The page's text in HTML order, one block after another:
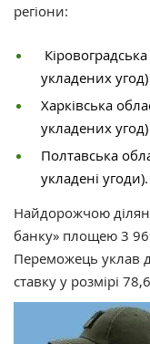
регіони:
укладених угод)
Харківська
укладених угод)
Полтавська
укладені угоди).
Найдорожчою
банку» площею 3 969
Переможець уклав
ставку у розмірі